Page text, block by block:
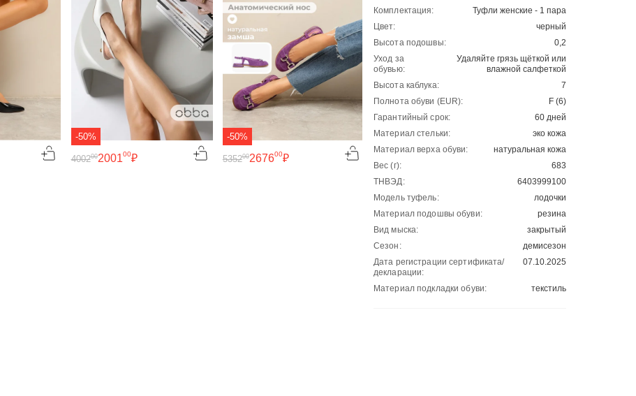
-50%
200100₽
400200
-50%
267600₽
535200
-50%
00
-50%
Комплектация:
Туфли женские - 1 пара
Цвет:
черный
Высота подошвы:
0,2
Уход за
обувью:
Удаляйте грязь щёткой или
влажной салфеткой
Высота каблука:
7
Полнота обуви (EUR):
F (6)
Гарантийный срок:
60 дней
Материал стельки:
эко кожа
Материал верха обуви:
натуральная кожа
Вес (г):
683
ТНВЭД:
6403999100
Модель туфель:
лодочки
Материал подошвы обуви:
резина
Вид мыска:
закрытый
Сезон:
демисезон
Дата регистрации сертификата/
декларации:
07.10.2025
Материал подкладки обуви: текстиль